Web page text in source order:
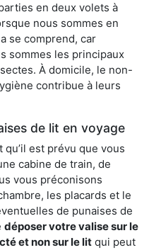
en deux volets à
nous sommes en
se comprend, car
sommes les principaux
À domicile, le non-
contribue à leurs
de lit en voyage
est prévu que vous
cabine de train, de
vous préconisons
les placards et le
de punaises de
déposer votre valise sur le
et non sur le lit qui peut